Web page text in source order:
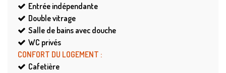
Entrée indépendante
Double vitrage
Salle de bains avec douche
WC privés
CONFORT DU LOGEMENT :
Cafetière